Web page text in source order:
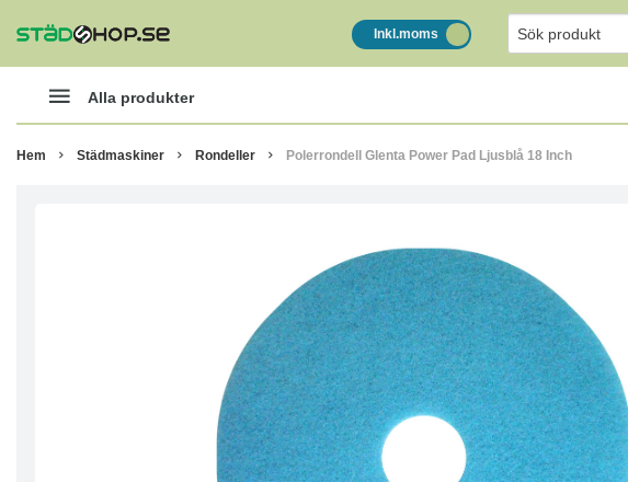
Inkl.moms
Alla produkter
Hem Städmaskiner Rondeller Polerrondell Glenta Power Pad Ljusblå 18 Inch